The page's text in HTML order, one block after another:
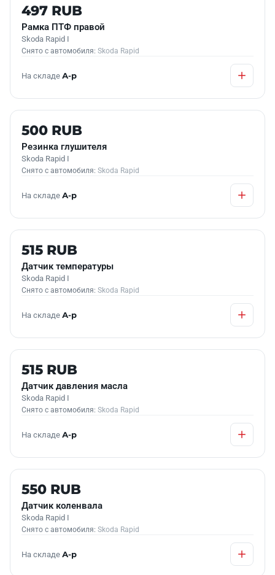
Б/У В НАЛИЧИИ
497 RUB
Рамка ПТФ правой
Skoda Rapid I
Снято с автомобиля: Skoda Rapid
На складе А-р
Б/У В НАЛИЧИИ
500 RUB
Резинка глушителя
Skoda Rapid I
Снято с автомобиля: Skoda Rapid
На складе А-р
Б/У В НАЛИЧИИ
515 RUB
Датчик температуры
Skoda Rapid I
Снято с автомобиля: Skoda Rapid
На складе А-р
Б/У В НАЛИЧИИ
515 RUB
Датчик давления масла
Skoda Rapid I
Снято с автомобиля: Skoda Rapid
На складе А-р
Б/У В НАЛИЧИИ
550 RUB
Датчик коленвала
Skoda Rapid I
Снято с автомобиля: Skoda Rapid
На складе А-р